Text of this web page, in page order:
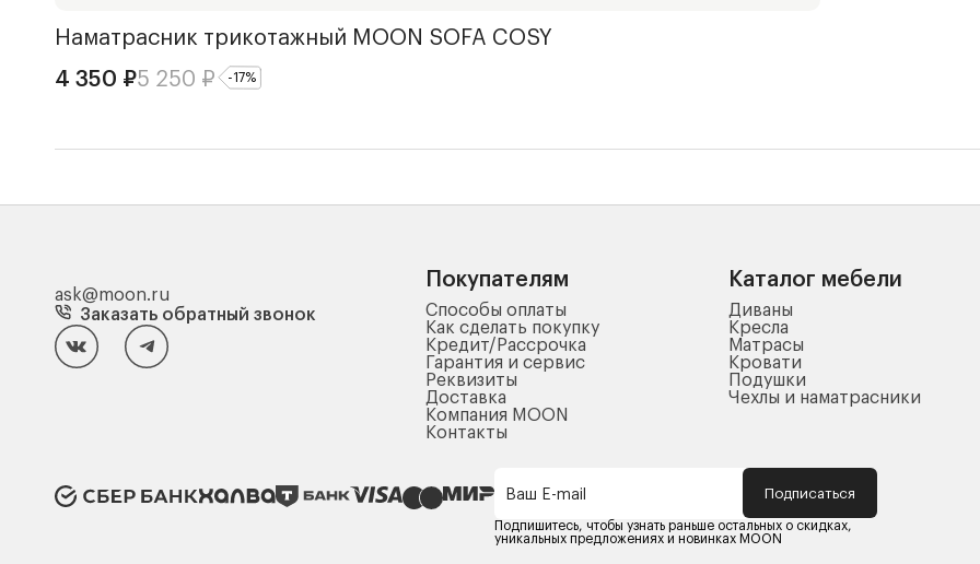
Наматрасник трикотажный MOON SOFA COSY
4 350 ₽5 250 ₽ -17%
ask@moon.ru
Заказать обратный звонок
Покупателям
Способы оплаты
Как сделать покупку
Кредит/Рассрочка
Гарантия и сервис
Реквизиты
Доставка
Компания MOON
Контакты
Каталог мебели
Диваны
Кресла
Матрасы
Кровати
Подушки
Чехлы и наматрасники
Ваш E-mail Подписаться
Подпишитесь, чтобы узнать раньше остальных о скидках,
уникальных предложениях и новинках MOON